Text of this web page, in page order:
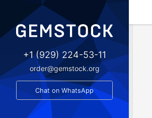
+1 (929) 224-53-11
order@gemstock.org
Chat on WhatsApp